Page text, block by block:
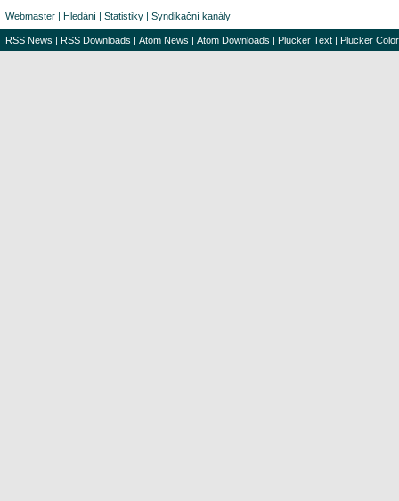
Webmaster | Hledání | Statistiky | Syndikační kanály
RSS News | RSS Downloads | Atom News | Atom Downloads | Plucker Text | Plucker Color